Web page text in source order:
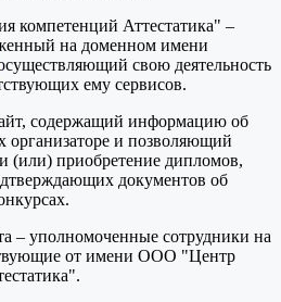
компетенций Аттестатика" –
на доменном имени
свою деятельность
ему сервисов.
содержащий информацию об
организаторе и позволяющий
(или) приобретение дипломов,
документов об
– уполномоченные сотрудники на
от имени ООО "Центр